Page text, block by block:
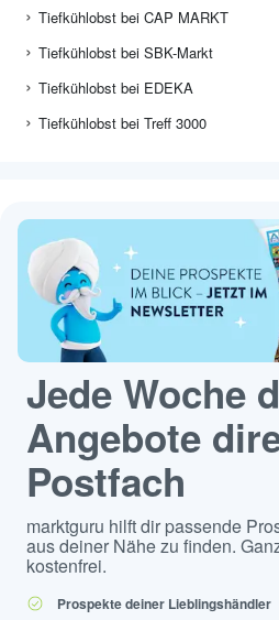
Tiefkühlobst bei CAP MARKT
Tiefkühlobst bei SBK-Markt
Tiefkühlobst bei EDEKA
Tiefkühlobst bei Treff 3000
Jede Woche
Angebote
Postfach
marktguru hilft dir passende
aus deiner Nähe zu finden.
kostenfrei.
Prospekte deiner Lieblingshändler